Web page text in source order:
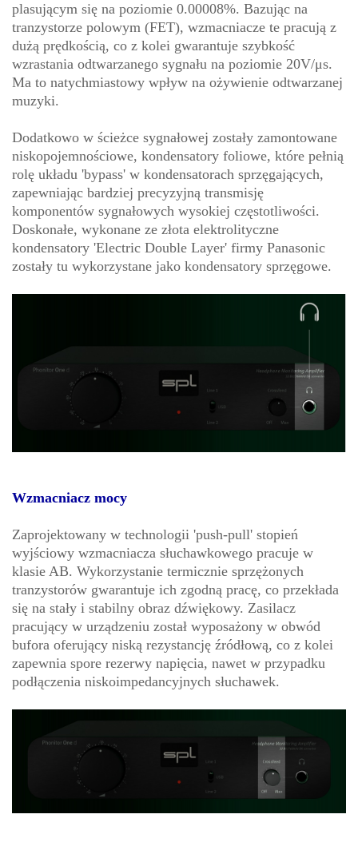
plasującym się na poziomie 0.00008%. Bazując na
tranzystorze polowym (FET), wzmacniacze te pracują z
dużą prędkością, co z kolei gwarantuje szybkość
wzrastania odtwarzanego sygnału na poziomie 20V/μs.
Ma to natychmiastowy wpływ na ożywienie odtwarzanej
muzyki.
Dodatkowo w ścieżce sygnałowej zostały zamontowane
niskopojemnościowe, kondensatory foliowe, które pełnią
rolę układu 'bypass' w kondensatorach sprzęgających,
zapewniając bardziej precyzyjną transmisję
komponentów sygnałowych wysokiej częstotliwości.
Doskonałe, wykonane ze złota elektrolityczne
kondensatory 'Electric Double Layer' firmy Panasonic
zostały tu wykorzystane jako kondensatory sprzęgowe.
Wzmacniacz mocy
Zaprojektowany w technologii 'push-pull' stopień
wyjściowy wzmacniacza słuchawkowego pracuje w
klasie AB. Wykorzystanie termicznie sprzężonych
tranzystorów gwarantuje ich zgodną pracę, co przekłada
się na stały i stabilny obraz dźwiękowy. Zasilacz
pracujący w urządzeniu został wyposażony w obwód
bufora oferujący niską rezystancję źródłową, co z kolei
zapewnia spore rezerwy napięcia, nawet w przypadku
podłączenia niskoimpedancyjnych słuchawek.